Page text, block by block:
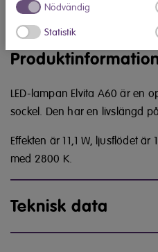
Nödvändig
Statistik
Hitta din närmaste Elon-butik
LED-lampan Elvita A60 är en
sockel. Den har en livslängd
Effekten är 11,1 W, ljusflödet
med 2800 K.
Teknisk data